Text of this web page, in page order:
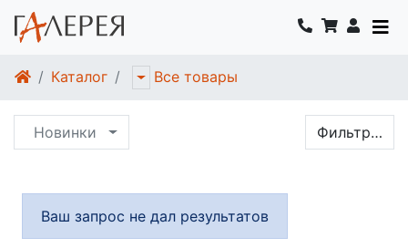
Каталог Все товары
Новинки Фильтр…
Ваш запрос не дал результатов